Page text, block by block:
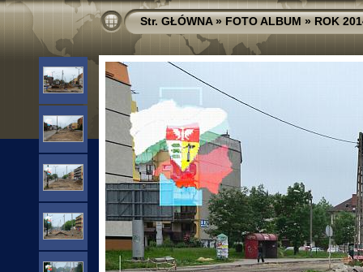
Str. GŁÓWNA»FOTO ALBUM»ROK